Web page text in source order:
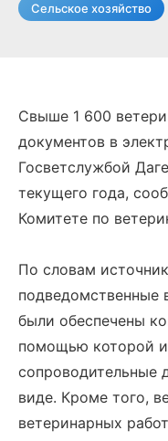
Сельское хозяйство
Свыше 1 600
документов в
Госветслужбой
текущего года,
Комитете по
По словам
подведомственные
были обеспечены
помощью которой
сопроводительные
виде. Кроме того,
ветеринарных